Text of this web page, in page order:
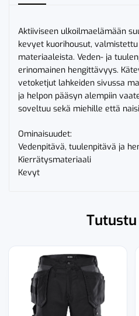
Aktiiviseen ulkoilmaelämään
kevyet kuorihousut,
materiaaleista. Veden- ja
erinomainen hengittävyys.
vetoketjut lahkeiden sivussa
ja helpon pääsyn alempiin
soveltuu sekä miehille että
Ominaisuudet:
Vedenpitävä, tuulenpitävä ja
Kierrätysmateriaali
Kevyt